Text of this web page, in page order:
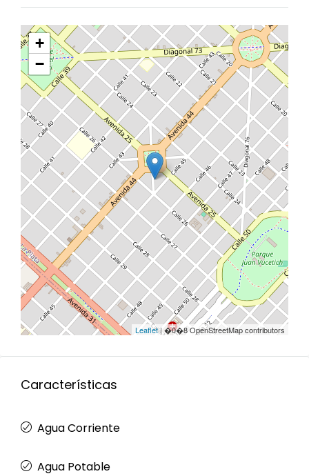
+
−
Leaflet| �0�8 OpenStreetMap contributors
Características
Agua Corriente
Agua Potable